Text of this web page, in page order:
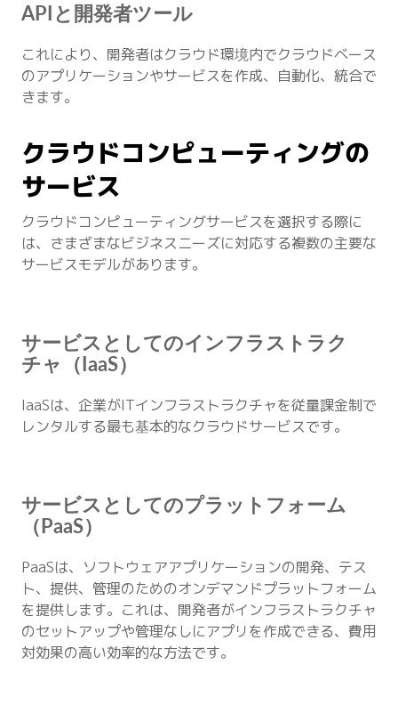
APIと開発者ツール
これにより、開発者はクラウド環境内でクラウドベース
のアプリケーションやサービスを作成、自動化、統合で
きます。
クラウドコンピューティングの
サービス
クラウドコンピューティングサービスを選択する際に
は、さまざまなビジネスニーズに対応する複数の主要な
サービスモデルがあります。
サービスとしてのインフラストラク
チャ（IaaS）
IaaSは、企業がITインフラストラクチャを従量課金制で
レンタルする最も基本的なクラウドサービスです。
サービスとしてのプラットフォーム
（PaaS）
PaaSは、ソフトウェアアプリケーションの開発、テス
ト、提供、管理のためのオンデマンドプラットフォーム
を提供します。これは、開発者がインフラストラクチャ
のセットアップや管理なしにアプリを作成できる、費用
対効果の高い効率的な方法です。